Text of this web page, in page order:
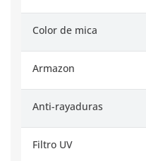
Color de mica
Armazon
Anti-rayaduras
Filtro UV